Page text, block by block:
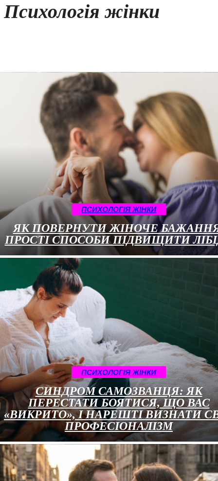
Психологія жінки
ПСИХОЛОГІЯ ЖІНКИ
ЯК ПОВЕРНУТИ ЖІНОЧЕ
ПРОСТІ СПОСОБИ ПІДВИЩИТИ
ПСИХОЛОГІЯ ЖІНКИ
СИНДРОМ САМОЗВАНЦЯ: ЯК
ПЕРЕСТАТИ БОЯТИСЯ, ЩО ВАС
«ВИКРИТО», І НАРЕШТІ ВИЗНАТИ
ПРОФЕСІОНАЛІЗМ